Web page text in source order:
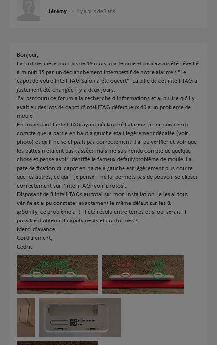
Jérémy il y a plus de 3 ans
Bonjour,
La nuit dernière mon fils de 19 mois, ma femme et moi avons été réveillé
à minuit 15 par un déclanchement intempestif de notre alarme : "Le
capot de votre IntelliTAG Salon a été ouvert". La pille de cet intelliTAG a
justement été changée il y a deux jours.
J'ai parcouru ce forum à la recherche d'informations et ai pu lire qu'il y
avait eu des lots de capot d'intelliTAG défectueux dû à un problème de
moule.
En inspectant l'intelliTAG ayant déclanché l'alarme, je me suis rendu
compte que la partie en haut à gauche était légèrement décalée (voir
photo) et qu'il ne se clipsait pas correctement. J'ai pu verifier et voir que
les pattes n'étaient pas cassées mais me suis rendu compte de quelque-
chose et pense avoir identifié le fameux défaut/problème de moule. La
pate de fixation du capot en haute à gauche est légèrement plus courte
que les autres, ce qui - je pense - ne lui permets pas de pouvoir se clipser
correctement sur l'intelliTAG (voir photos).
Disposant de 8 intelliTAGs au total sur mon installation, je les ai tous
vérifié et ai pu constater exactement le même défaut sur les 8.
@Somfy, ce problème a-t-il été résolu entre temps et si oui serait-il
possible d'obtenir 8 capots neufs et conformes ?
Merci d'avance.
Cordialement,
Cedric